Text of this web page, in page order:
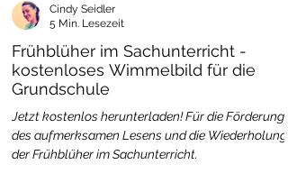
Frühblüher im Sachunterricht -
kostenloses Wimmelbild für die
Grundschule
Jetzt kostenlos herunterladen! Für die Förderung
des aufmerksamen Lesens und die Wiederholung
der Frühblüher im Sachunterricht.
Cindy Seidler
5 Min. Lesezeit